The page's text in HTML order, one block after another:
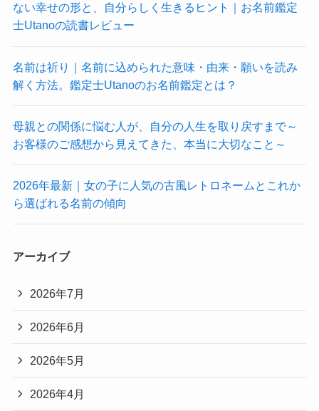
ない幸せの形と、自分らしく生きるヒント｜お名前鑑定
士Utanoの読書レビュー
名前は祈り｜名前に込められた意味・由来・願いを読み
解く方法。鑑定士Utanoのお名前鑑定とは？
母親との関係に悩む人が、自分の人生を取り戻すまで～
お客様のご感想から見えてきた、本当に大切なこと～
2026年最新｜女の子に人気の古風レトロネームとこれか
ら選ばれる名前の傾向
アーカイブ
2026年7月
2026年6月
2026年5月
2026年4月